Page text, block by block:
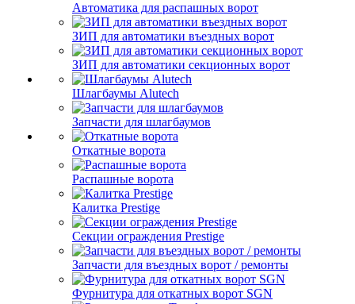
Автоматика для распашных ворот
ЗИП для автоматики въездных ворот
ЗИП для автоматики секционных ворот
Шлагбаумы Alutech
Запчасти для шлагбаумов
Откатные ворота
Распашные ворота
Калитка Prestige
Секции ограждения Prestige
Запчасти для въездных ворот / ремонты
Фурнитура для откатных ворот SGN